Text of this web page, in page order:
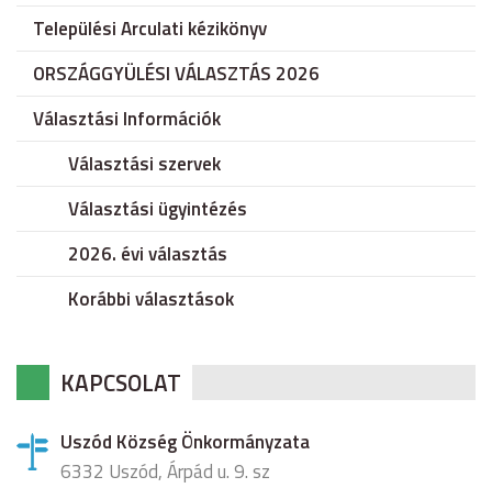
Települési Arculati kézikönyv
ORSZÁGGYÜLÉSI VÁLASZTÁS 2026
Választási Információk
Választási szervek
Választási ügyintézés
2026. évi választás
Korábbi választások
KAPCSOLAT
Uszód Község Önkormányzata
6332 Uszód, Árpád u. 9. sz